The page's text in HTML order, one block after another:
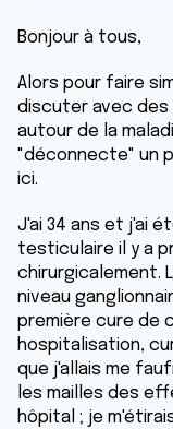
Bonjour à tous,
Alors pour faire
discuter avec des
autour de la
"déconnecte" un
ici.
J'ai 34 ans et j'ai
testiculaire il y a
chirurgicalement.
niveau
première cure de
hospitalisation,
que j'allais me
les mailles des
hôpital ; je